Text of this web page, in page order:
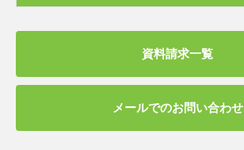
資料請求一覧
メールでのお問い合わせ